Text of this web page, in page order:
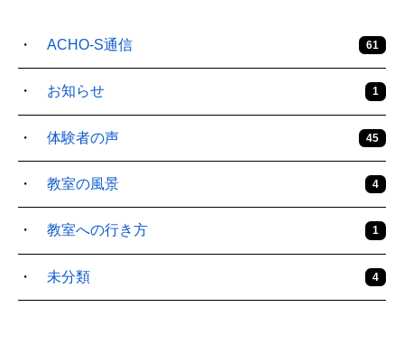
ACHO-S通信 61
お知らせ 1
体験者の声 45
教室の風景 4
教室への行き方 1
未分類 4